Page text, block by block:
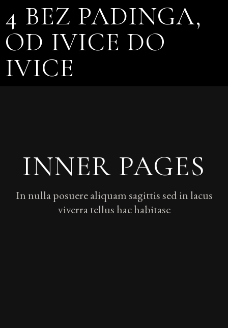
4 BEZ PADINGA,
OD IVICE DO
IVICE
INNER PAGES
In nulla posuere aliquam sagittis sed in lacus
viverra tellus hac habitase